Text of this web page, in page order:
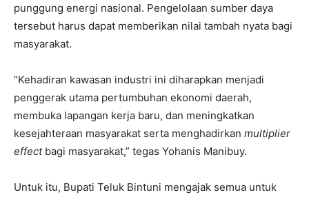
punggung energi nasional. Pengelolaan sumber daya
tersebut harus dapat memberikan nilai tambah nyata bagi
masyarakat.
“Kehadiran kawasan industri ini diharapkan menjadi
penggerak utama pertumbuhan ekonomi daerah,
membuka lapangan kerja baru, dan meningkatkan
kesejahteraan masyarakat serta menghadirkan multiplier
effectbagi masyarakat,” tegas Yohanis Manibuy.
Untuk itu, Bupati Teluk Bintuni mengajak semua untuk